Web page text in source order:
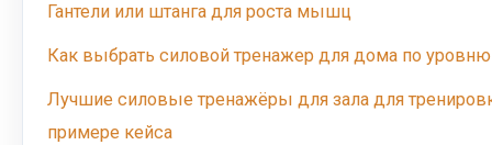
Гантели или штанга для роста мышц
Как выбрать силовой тренажер для дома по
Лучшие силовые тренажёры для зала для
примере кейса